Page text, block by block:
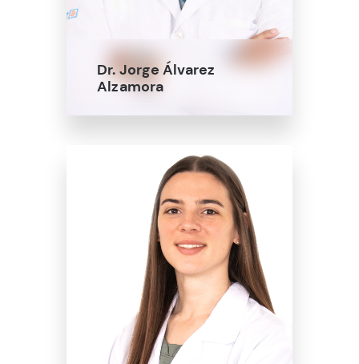
Dr. Jorge Álvarez
Alzamora